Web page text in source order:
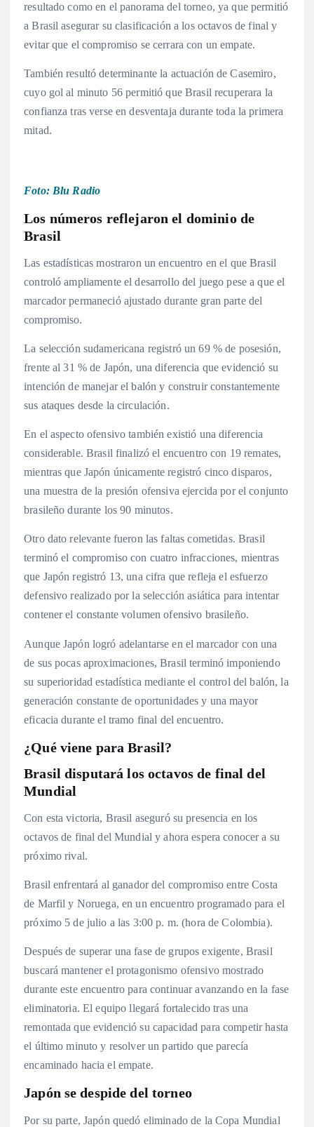
resultado como en el panorama del torneo, ya que permitió
a Brasil asegurar su clasificación a los octavos de final y
evitar que el compromiso se cerrara con un empate.
También resultó determinante la actuación de Casemiro,
cuyo gol al minuto 56 permitió que Brasil recuperara la
confianza tras verse en desventaja durante toda la primera
mitad.
Foto: Blu Radio
Los números reflejaron el dominio de
Brasil
Las estadísticas mostraron un encuentro en el que Brasil
controló ampliamente el desarrollo del juego pese a que el
marcador permaneció ajustado durante gran parte del
compromiso.
La selección sudamericana registró un 69 % de posesión,
frente al 31 % de Japón, una diferencia que evidenció su
intención de manejar el balón y construir constantemente
sus ataques desde la circulación.
En el aspecto ofensivo también existió una diferencia
considerable. Brasil finalizó el encuentro con 19 remates,
mientras que Japón únicamente registró cinco disparos,
una muestra de la presión ofensiva ejercida por el conjunto
brasileño durante los 90 minutos.
Otro dato relevante fueron las faltas cometidas. Brasil
terminó el compromiso con cuatro infracciones, mientras
que Japón registró 13, una cifra que refleja el esfuerzo
defensivo realizado por la selección asiática para intentar
contener el constante volumen ofensivo brasileño.
Aunque Japón logró adelantarse en el marcador con una
de sus pocas aproximaciones, Brasil terminó imponiendo
su superioridad estadística mediante el control del balón, la
generación constante de oportunidades y una mayor
eficacia durante el tramo final del encuentro.
¿Qué viene para Brasil?
Brasil disputará los octavos de final del
Mundial
Con esta victoria, Brasil aseguró su presencia en los
octavos de final del Mundial y ahora espera conocer a su
próximo rival.
Brasil enfrentará al ganador del compromiso entre Costa
de Marfil y Noruega, en un encuentro programado para el
próximo 5 de julio a las 3:00 p. m. (hora de Colombia).
Después de superar una fase de grupos exigente, Brasil
buscará mantener el protagonismo ofensivo mostrado
durante este encuentro para continuar avanzando en la fase
eliminatoria. El equipo llegará fortalecido tras una
remontada que evidenció su capacidad para competir hasta
el último minuto y resolver un partido que parecía
encaminado hacia el empate.
Japón se despide del torneo
Por su parte, Japón quedó eliminado de la Copa Mundial